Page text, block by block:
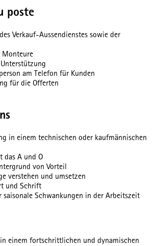
poste
Verkauf-Aussendienstes sowie der
Monteure
am Telefon für Kunden
für die Offerten
in einem technischen oder kaufmännischen
das A und O
von Vorteil
verstehen und umsetzen
und Schrift
saisonale Schwankungen in der Arbeitszeit
einem fortschrittlichen und dynamischen